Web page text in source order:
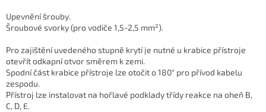
Upevnění šrouby.
Šroubové svorky (pro vodiče 1,5-2,5 mm²).
Pro zajištění uvedeného stupně krytí je nutné u krabice přístroje
otevřít odkapní otvor směrem k zemi.
Spodní část krabice přístroje lze otočit o 180° pro přívod kabelu
zespodu.
Přístroj lze instalovat na hořlavé podklady třídy reakce na oheň B,
C, D, E.